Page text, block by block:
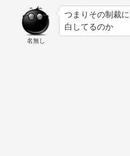
名無し
つまりその制裁
白してるのか